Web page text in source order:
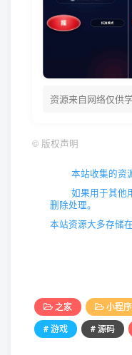
资源来自网络仅供
© 版权声明
本站收集的资
如果用于其他
删除处理。
本站资源大多存储
之家
小程
# 游戏
# 源码